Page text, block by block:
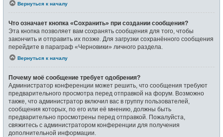
Вернуться к началу
Что означает кнопка «Сохранить» при создании сообщения?
Эта кнопка позволяет вам сохранять сообщения для того, чтобы
закончить и отправить их позже. Для загрузки сохранённого сообщения
перейдите в параграф «Черновики» личного раздела.
Вернуться к началу
Почему моё сообщение требует одобрения?
Администратор конференции может решить, что сообщения требуют
предварительного просмотра перед отправкой на форум. Возможно
также, что администратор включил вас в группу пользователей,
сообщения которых, по его или её мнению, должны быть
предварительно просмотрены перед отправкой. Пожалуйста,
свяжитесь с администратором конференции для получения
дополнительной информации.